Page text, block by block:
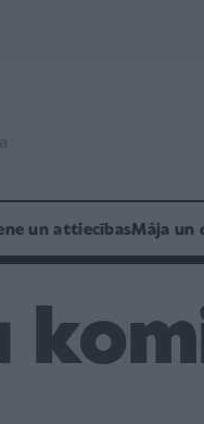
un attiecībasMāja un